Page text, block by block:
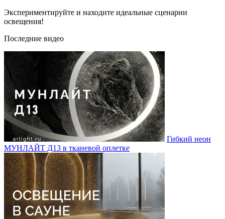
Экспериментируйте и находите идеальные сценарии
освещения!
Последние видео
Гибкий неон
МУНЛАЙТ Д13 в тканевой оплетке